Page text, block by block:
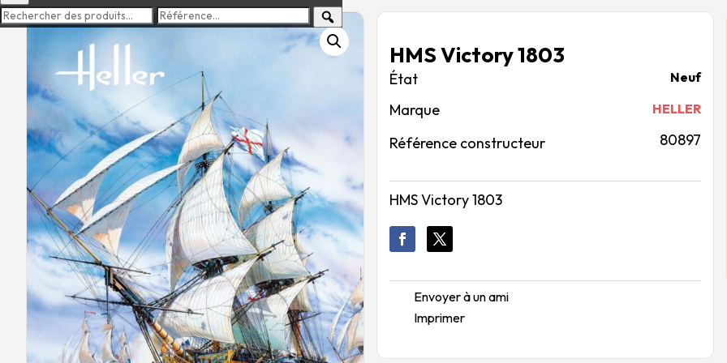
HMS Victory 1803
Neuf
Marque HELLER
Référence constructeur 80897
HMS Victory 1803
Envoyer à un ami
Imprimer